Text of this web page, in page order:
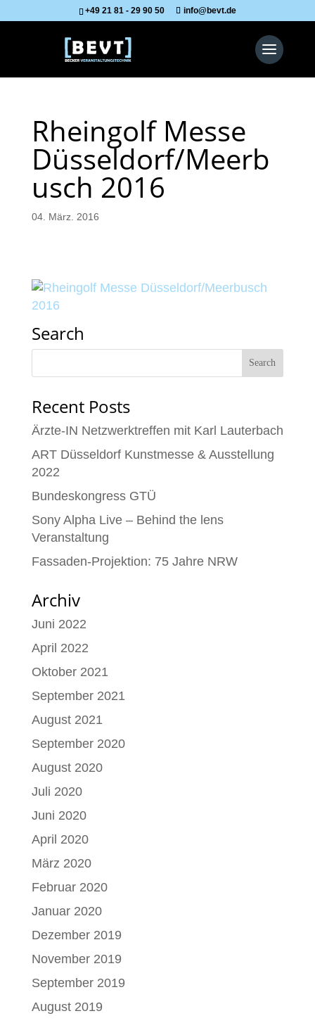
+49 21 81 - 29 90 50 info@bevt.de
Rheingolf Messe
Düsseldorf/Meerb
usch 2016
04. März. 2016
Search
Recent Posts
Ärzte-IN Netzwerktreffen mit Karl Lauterbach
ART Düsseldorf Kunstmesse & Ausstellung
2022
Bundeskongress GTÜ
Sony Alpha Live – Behind the lens
Veranstaltung
Fassaden-Projektion: 75 Jahre NRW
Archiv
Juni 2022
April 2022
Oktober 2021
September 2021
August 2021
September 2020
August 2020
Juli 2020
Juni 2020
April 2020
März 2020
Februar 2020
Januar 2020
Dezember 2019
November 2019
September 2019
August 2019